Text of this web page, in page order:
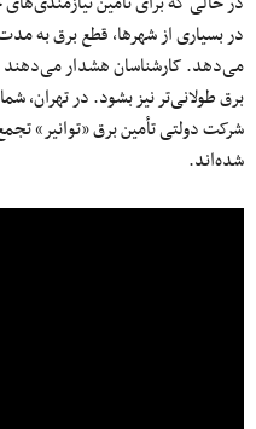
در بسیاری از شهرها، قطع برق به
می‌دهد. کارشناسان هشدار
برق طولانی‌تر نیز بشود. در تهران،
شرکت دولتی تأمین برق «توانیر»
شده‌اند.